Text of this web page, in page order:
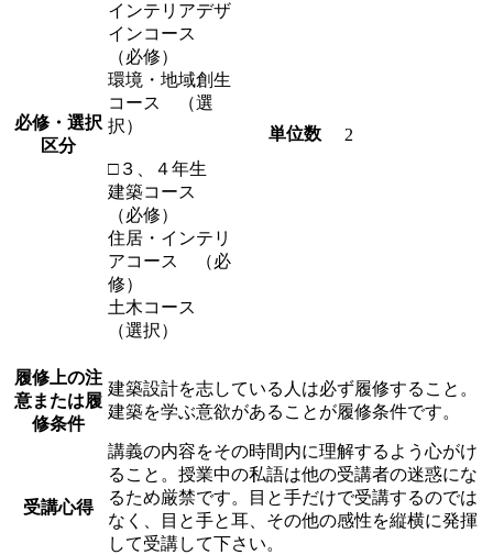
必修・選択
区分
インテリアデザ
インコース
（必修）
環境・地域創生
コース （選
択）
□３、４年生
建築コース
（必修）
住居・インテリ
アコース （必
修）
土木コース
（選択）
単位数 2
履修上の注
意または履
修条件
建築設計を志している人は必ず履修すること。
建築を学ぶ意欲があることが履修条件です。
受講心得
講義の内容をその時間内に理解するよう心がけ
ること。授業中の私語は他の受講者の迷惑にな
るため厳禁です。目と手だけで受講するのでは
なく、目と手と耳、その他の感性を縦横に発揮
して受講して下さい。